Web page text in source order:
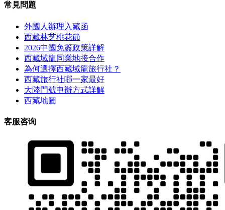
常見問題
外國人辦理入藏函
西藏林芝桃花節
2026中國免簽政策詳解
西藏域龍同業地接合作
為何選擇西藏域龍旅行社？
西藏旅行社哪一家最好
大陸門號申辦方式詳解
西藏地圖
客服咨询